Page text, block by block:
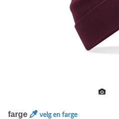
farge velg en farge